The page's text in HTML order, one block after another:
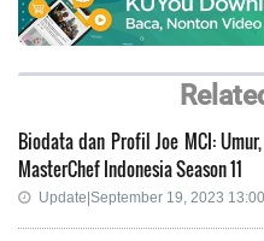
Biodata dan Profil Joe MCI:
MasterChef Indonesia Season 11
Update|September 19, 2023